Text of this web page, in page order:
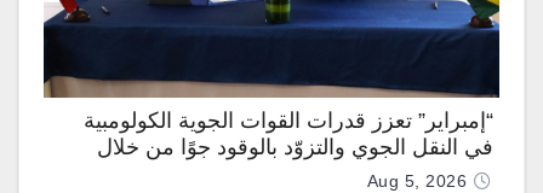
“إمبراير” تعزز قدرات القوات الجوية الكولومبية
في النقل الجوي والتزوّد بالوقود جوًا من خلال
تزويدها بطائرتي “كيه سي-390 ميلينيوم”
Aug 5, 2026